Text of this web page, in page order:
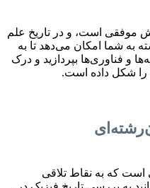
موفقی است، و در تاریخ علم
به شما امکان می‌دهد تا به
و فناوری‌ها بپردازید و درک
را شکل داده است.
است که به نقاط تلاقی